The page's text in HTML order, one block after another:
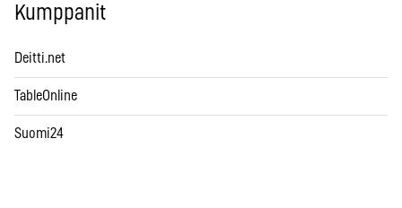
Kumppanit
Deitti.net
TableOnline
Suomi24